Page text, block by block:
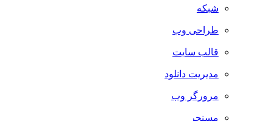
شبکه
طراحی وب
قالب سایت
مدیریت دانلود
مرورگر وب
مسنجر